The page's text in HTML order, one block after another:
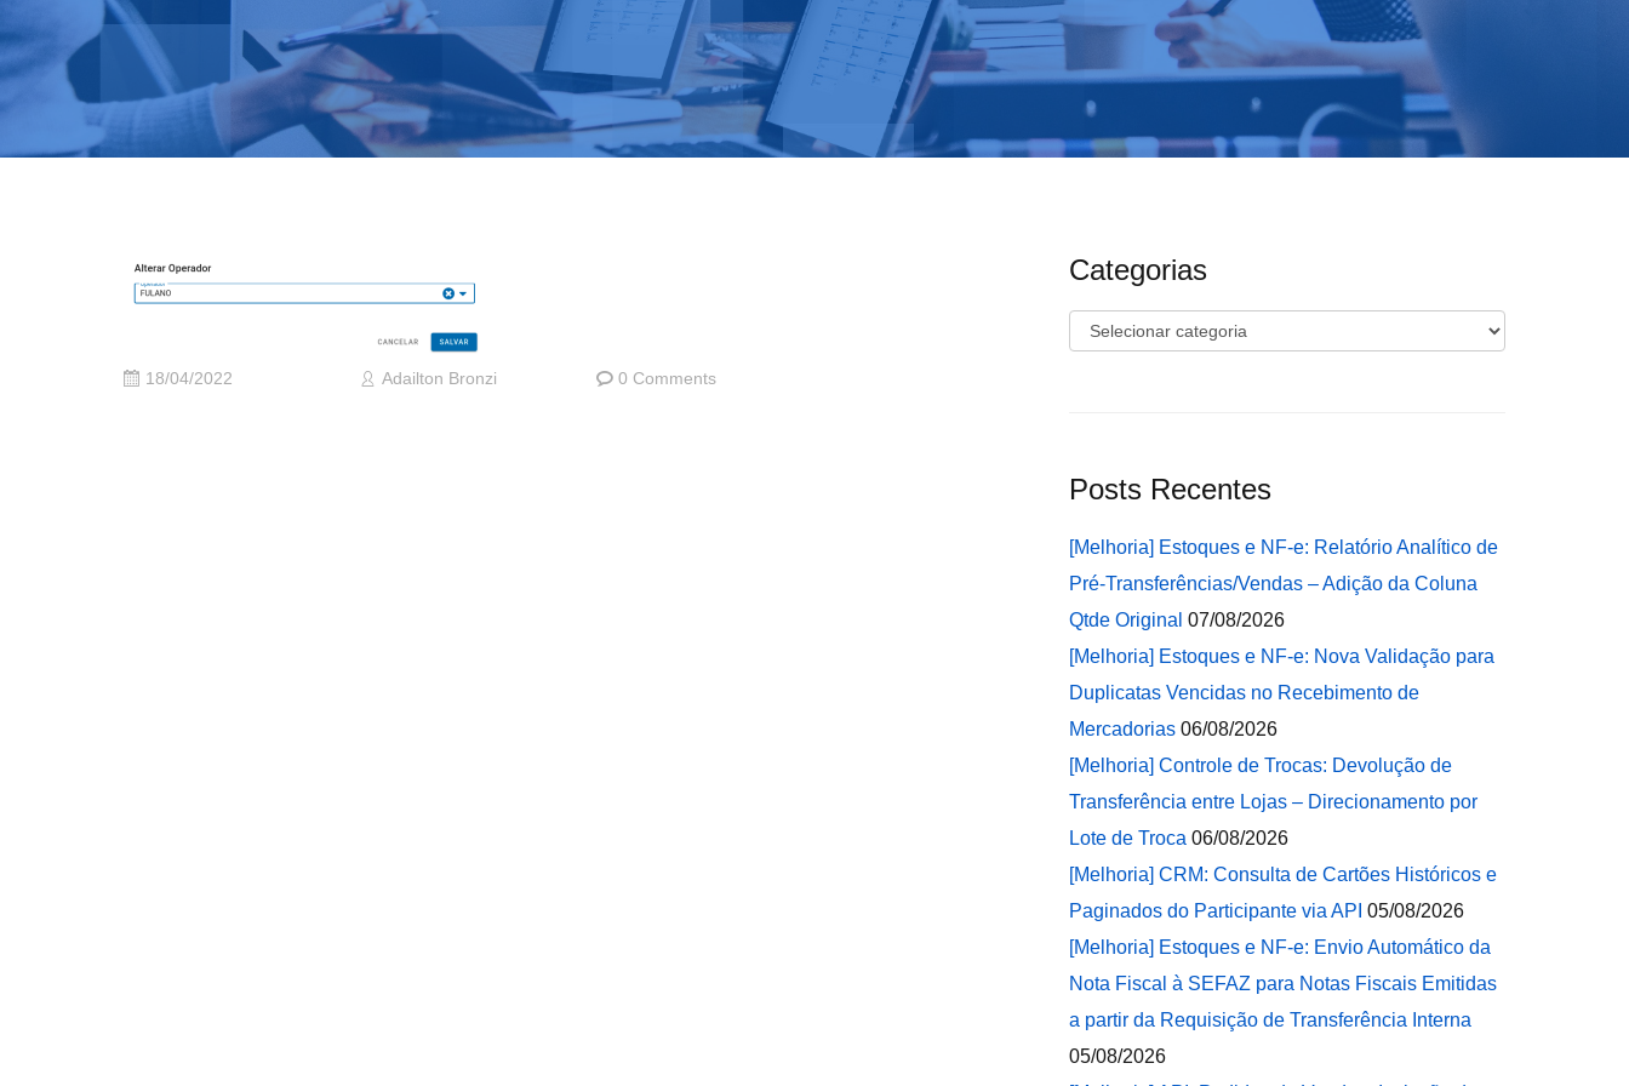
18/04/2022 Adailton Bronzi 0 Comments
Categorias
Categorias
Posts Recentes
[Melhoria] Estoques e NF-e: Relatório Analítico de
Pré-Transferências/Vendas – Adição da Coluna
Qtde Original 07/08/2026
[Melhoria] Estoques e NF-e: Nova Validação para
Duplicatas Vencidas no Recebimento de
Mercadorias 06/08/2026
[Melhoria] Controle de Trocas: Devolução de
Transferência entre Lojas – Direcionamento por
Lote de Troca 06/08/2026
[Melhoria] CRM: Consulta de Cartões Históricos e
Paginados do Participante via API 05/08/2026
[Melhoria] Estoques e NF-e: Envio Automático da
Nota Fiscal à SEFAZ para Notas Fiscais Emitidas
a partir da Requisição de Transferência Interna
05/08/2026